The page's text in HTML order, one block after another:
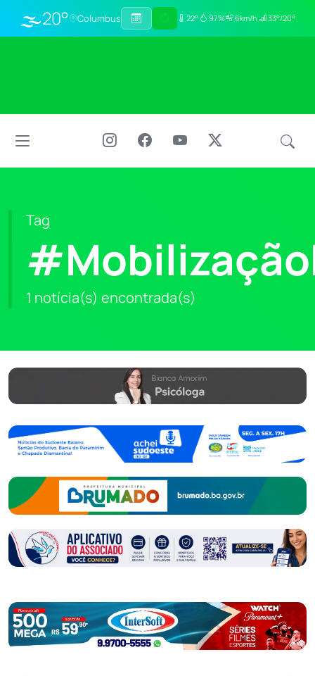
🌫️20° Columbus 22° 97% 6km/h 33°/20°
Tag
1 notícia(s) encontrada(s)